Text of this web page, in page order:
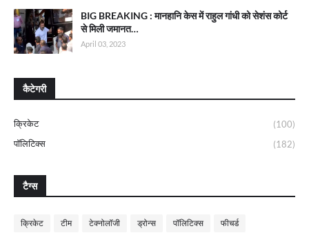
BIG BREAKING : मानहानि केस में राहुल गांधी को सेशंस कोर्ट
से मिली जमानत…
April 03, 2023
कैटेगरी
क्रिकेट
(100)
पॉलिटिक्स
(182)
टैग्स
क्रिकेट टीम टेक्नोलॉजी ड्रोन्स पॉलिटिक्स फीचर्ड